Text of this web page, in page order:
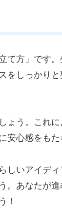
て方」です
しっかり
ょう。これ
心感をも
いアイデ
。あなたが
！